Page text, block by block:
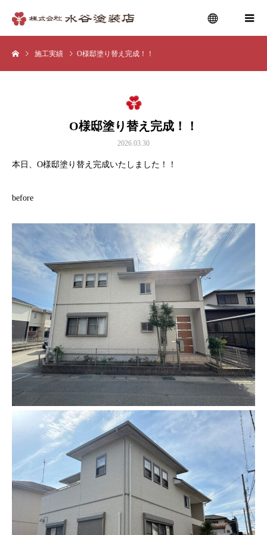
施工実績 O様邸塗り替え完成！！
O様邸塗り替え完成！！
2026.03.30
本日、O様邸塗り替え完成いたしました！！
before